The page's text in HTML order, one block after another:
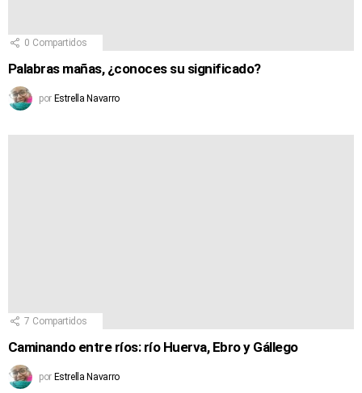
0 Compartidos
Palabras mañas, ¿conoces su significado?
por Estrella Navarro
7 Compartidos
Caminando entre ríos: río Huerva, Ebro y Gállego
por Estrella Navarro